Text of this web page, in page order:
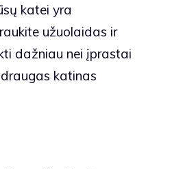
katei yra
užuolaidas ir
dažniau nei įprastai
katinas